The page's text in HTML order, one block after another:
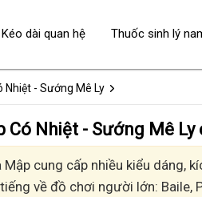
Nhiệt - Sướng Mê Ly
Có Nhiệt - Sướng Mê
cung cấp nhiều kiểu dáng,
về đồ chơi người lớn: Baile,
Kéo dài quan hệ Thuốc sinh lý